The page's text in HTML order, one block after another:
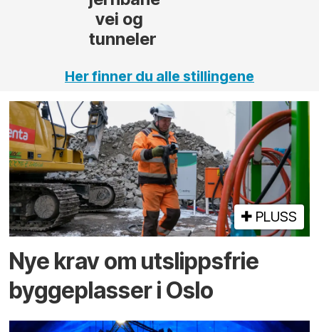
Her finner du alle stillingene
PLUSS
Nye krav om utslippsfrie
byggeplasser i Oslo